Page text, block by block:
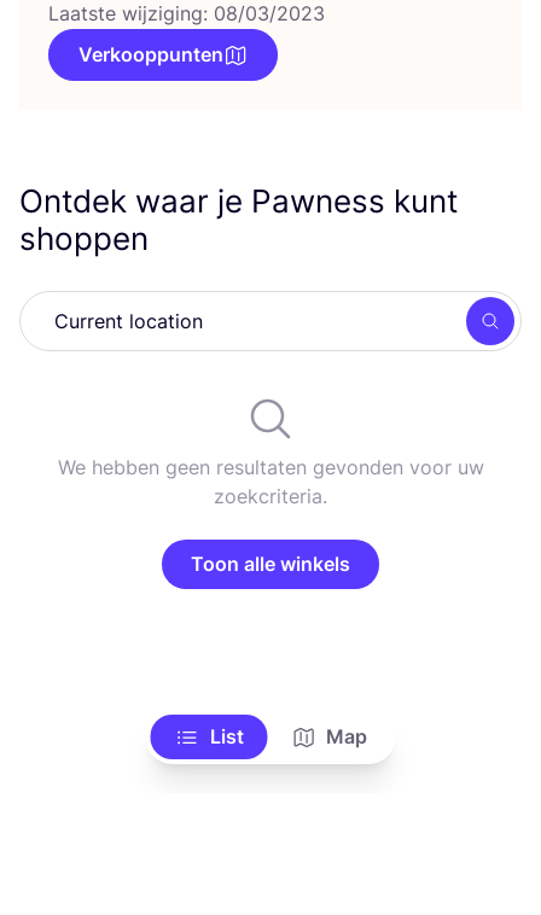
Laatste wijziging: 08/03/2023
Verkooppunten
Ontdek waar je Pawness kunt
shoppen
Zoek
We hebben geen resultaten gevonden voor uw
zoekcriteria.
Toon alle winkels
List Map